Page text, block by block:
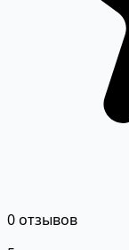
0 отзывов